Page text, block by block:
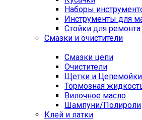
Наборы
Инструменты для
Стойки для
Смазки и очистители
Смазки цепи
Очистители
Щетки и Цепемойки
Тормозная
Вилочное масло
Шампуни/Полироли
Клей и латки